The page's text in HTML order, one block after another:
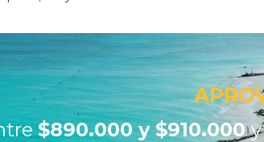
$890.000 y $910.000